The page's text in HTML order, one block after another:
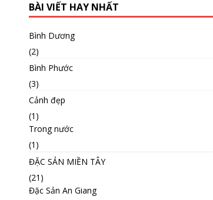
BÀI VIẾT HAY NHẤT
Bình Dương
(2)
Bình Phước
(3)
Cảnh đẹp
(1)
Trong nước
(1)
ĐẶC SẢN MIỀN TÂY
(21)
Đặc Sản An Giang